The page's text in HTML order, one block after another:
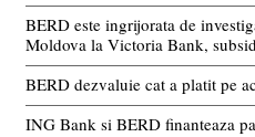
BERD este ingrijorata de
Moldova la Victoria Bank,
BERD dezvaluie cat a platit pe
ING Bank si BERD finanteaza